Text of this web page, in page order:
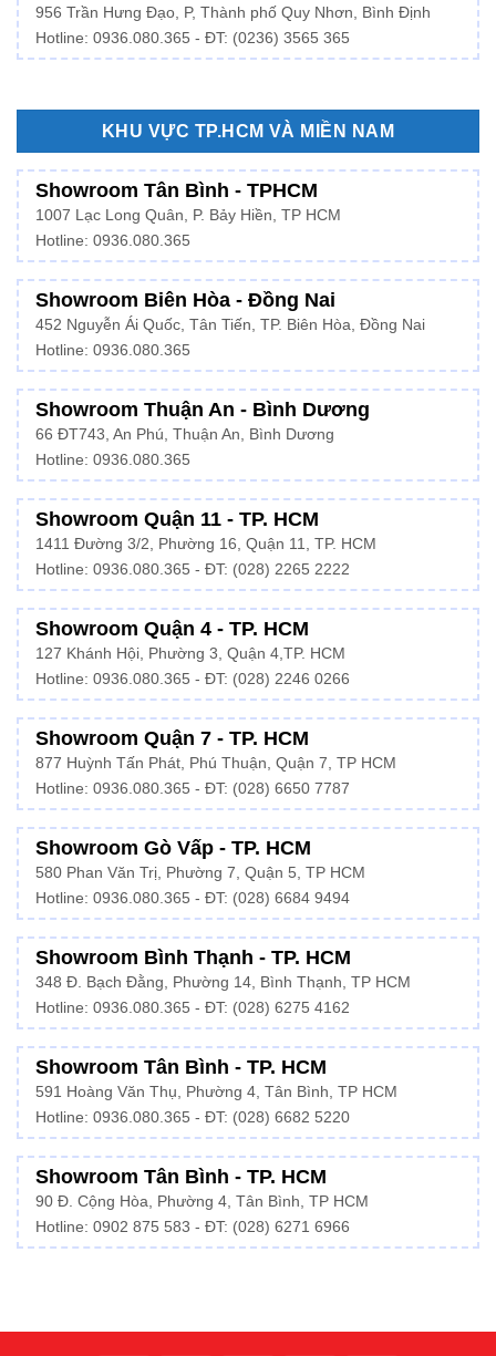
956 Trần Hưng Đạo, P, Thành phố Quy Nhơn, Bình Định
Hotline: 0936.080.365 - ĐT: (0236) 3565 365
KHU VỰC TP.HCM VÀ MIỀN NAM
Showroom Tân Bình - TPHCM
1007 Lạc Long Quân, P. Bảy Hiền, TP HCM
Hotline: 0936.080.365
Showroom Biên Hòa - Đồng Nai
452 Nguyễn Ái Quốc, Tân Tiến, TP. Biên Hòa, Đồng Nai
Hotline: 0936.080.365
Showroom Thuận An - Bình Dương
66 ĐT743, An Phú, Thuận An, Bình Dương
Hotline: 0936.080.365
Showroom Quận 11 - TP. HCM
1411 Đường 3/2, Phường 16, Quận 11, TP. HCM
Hotline: 0936.080.365 - ĐT: (028) 2265 2222
Showroom Quận 4 - TP. HCM
127 Khánh Hội, Phường 3, Quận 4,TP. HCM
Hotline: 0936.080.365 - ĐT: (028) 2246 0266
Showroom Quận 7 - TP. HCM
877 Huỳnh Tấn Phát, Phú Thuận, Quận 7, TP HCM
Hotline: 0936.080.365 - ĐT: (028) 6650 7787
Showroom Gò Vấp - TP. HCM
580 Phan Văn Trị, Phường 7, Quận 5, TP HCM
Hotline: 0936.080.365 - ĐT: (028) 6684 9494
Showroom Bình Thạnh - TP. HCM
348 Đ. Bạch Đằng, Phường 14, Bình Thạnh, TP HCM
Hotline: 0936.080.365 - ĐT: (028) 6275 4162
Showroom Tân Bình - TP. HCM
591 Hoàng Văn Thụ, Phường 4, Tân Bình, TP HCM
Hotline: 0936.080.365 - ĐT: (028) 6682 5220
Showroom Tân Bình - TP. HCM
90 Đ. Cộng Hòa, Phường 4, Tân Bình, TP HCM
Hotline: 0902 875 583 - ĐT: (028) 6271 6966